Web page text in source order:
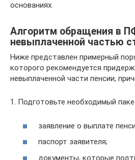
основаниях.
Алгоритм обращения в
невыплаченной частью
Ниже представлен примерный
которого рекомендуется
невыплаченной части пенсии,
1. Подготовьте необходимый
заявление о выплате
паспорт заявителя;
документы, которые